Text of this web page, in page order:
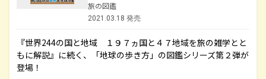
旅の図鑑
2021.03.18 発売
『世界244の国と地域 １９７ヵ国と４７地域を旅の雑学とと
もに解説』に続く、「地球の歩き方」の図鑑シリーズ第２弾が
登場！